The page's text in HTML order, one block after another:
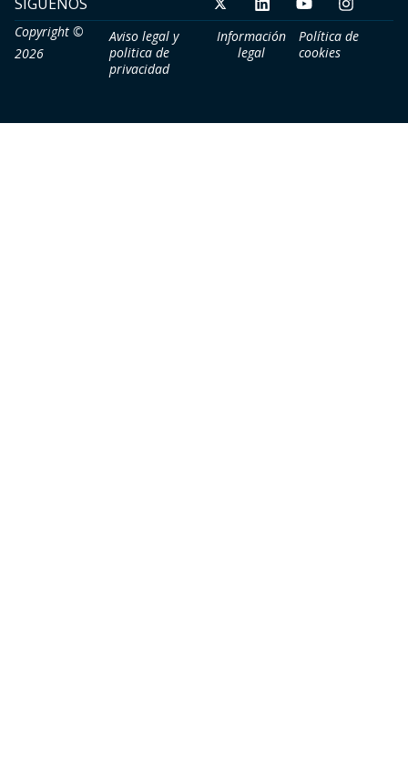
Copyright ©
2026
Aviso legal y
politica de
privacidad​
Información
legal
Política de
cookies​